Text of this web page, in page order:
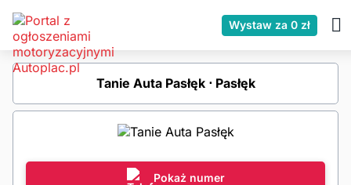
Wystaw za 0 zł
Tanie Auta Pasłęk ⋅ Pasłęk
Pokaż numer